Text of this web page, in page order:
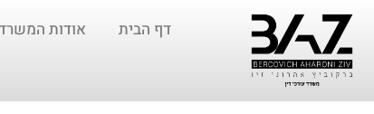
דף הבית אודות